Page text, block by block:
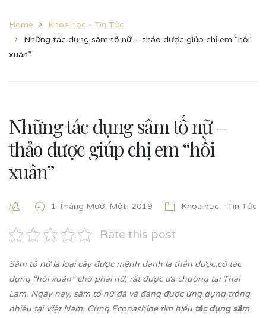
Home
Khoa học - Tin Tức
Những tác dụng sâm tố nữ – thảo dược giúp chị em “hồi
xuân”
Những tác dụng sâm tố nữ –
thảo dược giúp chị em “hồi
xuân”
1 Tháng Mười Một, 2019 Khoa học - Tin Tức
Rate this post
Sâm tố nữ là loại cây được mệnh danh là thần dược,có tác
dụng “hồi xuân” cho phái nữ, rất được ưa chuộng tại Thái
Lam. Ngày nay, sâm tố nữ đã và đang được ứng dụng trồng
nhiều tại Việt Nam. Cùng Econashine tìm hiểu tác dụng sâm